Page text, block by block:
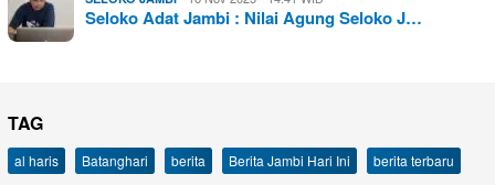
Seloko Adat Jambi : Nilai Agung Seloko J…
TAG
al haris Batanghari berita Berita Jambi Hari Ini
berita terbaru